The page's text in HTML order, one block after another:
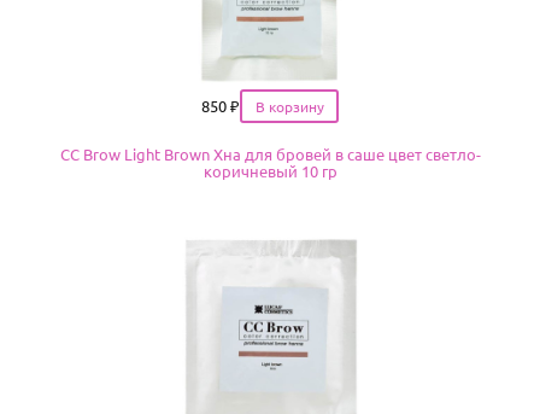
Цена
850 ₽
CC Brow Light Brown Хна для бровей в саше цвет светло-
коричневый 10 гр